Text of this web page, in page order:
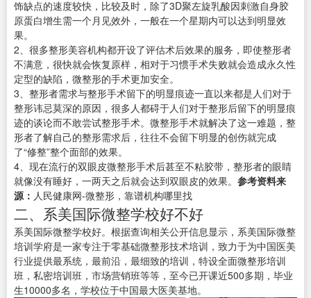
饰缺点的速度较快，比较及时，除了3D聚左旋乳酸因刺激自身胶
原蛋白增生需一个月见效外，一般在一个星期内可以达到明显效
果。
2、很多整形美容机构都开设了评估术后效果的服务，即使整形者
不满意，很快就会恢复原样，相对于习惯手术失败就会造成永久性
定型的缺陷，微整形的手术更加安全。
3、整形者需求与整形手术留下的明显痕迹一直以来都是人们对于
整形讳忌莫深的原因，很多人都碍于人们对于整形后留下的明显痕
迹的谈论而不敢尝试整形手术。微整形手术就解决了这一难题，整
形者了解自己的整形需求后，往往不会留下明显的创伤就完成
了“修整”整个面部的效果。
4、现在流行的双眼皮微整形手术后甚至不粘胶带，整形者的眼睛
就像没有睡好，一两天之后就会达到双眼皮的效果。 参考资料来
源： 人民健康网-微整形，靠谱机构哪里找
二、系美国际微整学校好不好
系美国际微整学校好。根据查询相关公开信息显示，系美国际微整
培训学府是一家专注于零基础微整形技术培训，致力于为中国医美
行业提供最系统，最前沿，最细致的培训，特设全面微整形培训
班，私密培训班，市场营销班等等，至今已开课近500多期，毕业
生10000多名，学校位于中国最大医美基地。